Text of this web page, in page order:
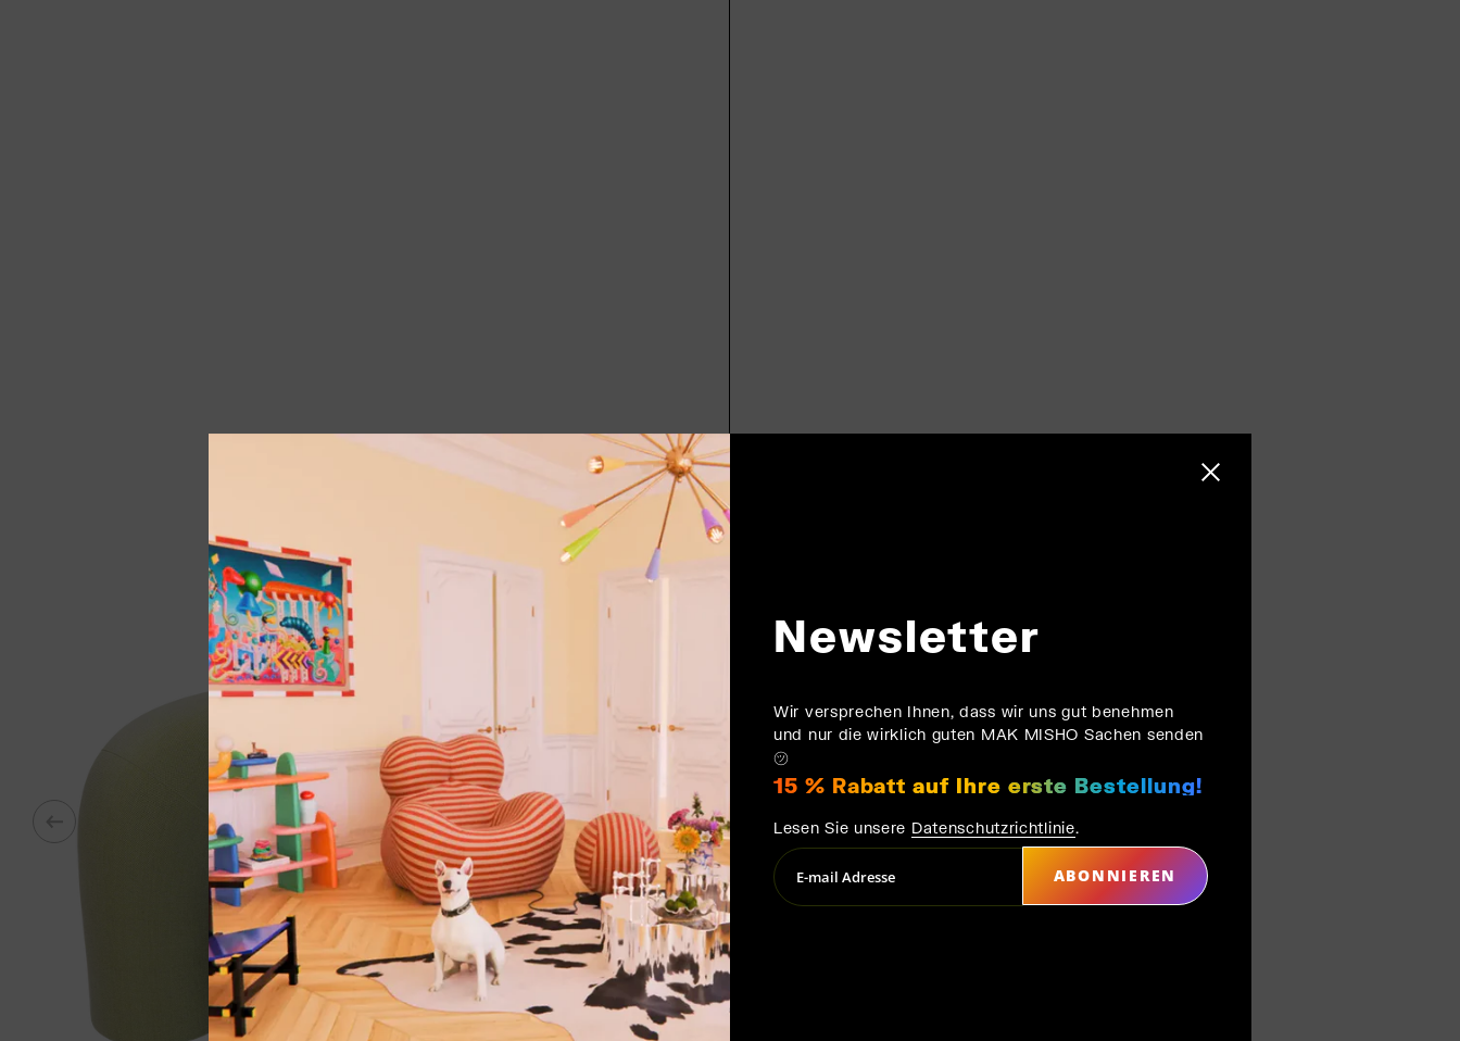
Newsletter
Wir versprechen Ihnen, dass wir uns gut benehmen
und nur die wirklich guten MAK MISHO Sachen senden
㋡
15 % Rabatt auf Ihre erste Bestellung!
Lesen Sie unsere Datenschutzrichtlinie.
ABONNIEREN
Schließen menu